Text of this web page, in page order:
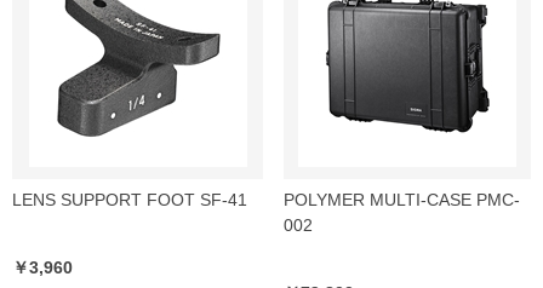
LENS SUPPORT FOOT SF-41
￥3,960
POLYMER MULTI-CASE PMC-
002